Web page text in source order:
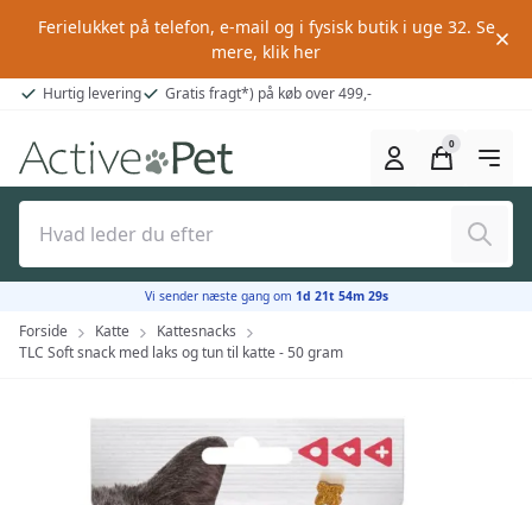
Ferielukket på telefon, e-mail og i fysisk butik i uge 32. Se
mere, klik her
Hurtig levering Gratis fragt*) på køb over 499,-
Søg
0
Forside Katte
Kattesnacks
TLC Soft snack med laks og tun til katte - 50 gram
Vi sender næste gang om 1d 21t 54m 28s